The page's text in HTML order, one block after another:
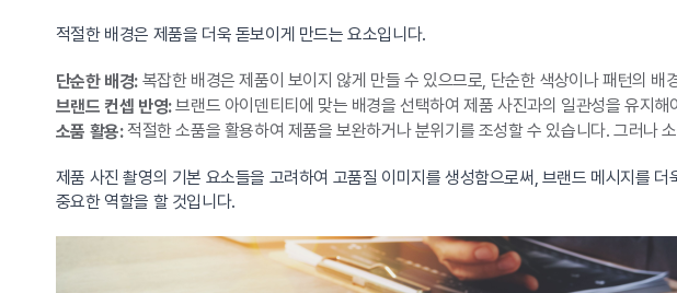
적절한 배경은 제품을 더욱 돋보이게 만드는 요소입니다.
단순한 배경:복잡한 배경은 제품이 보이지 않게 만들 수 있으므로, 단순한 색상이나 패턴의 배
브랜드 컨셉 반영:브랜드 아이덴티티에 맞는 배경을 선택하여 제품 사진과의 일관성을 유지해
소품 활용:적절한 소품을 활용하여 제품을 보완하거나 분위기를 조성할 수 있습니다. 그러나
제품 사진 촬영의 기본 요소들을 고려하여 고품질 이미지를 생성함으로써, 브랜드 메시지를
중요한 역할을 할 것입니다.